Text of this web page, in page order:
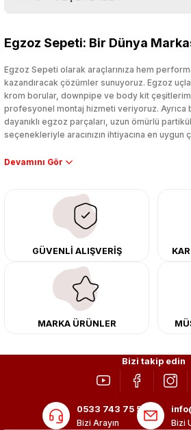
Egzoz Sepeti: Bir Dünya
Egzoz Sepeti olarak araçlarınıza hem
kazandıracak çözümler sunuyoruz. Egzoz
krom borular, downpipe ve body kit
profesyonel montaj hizmeti veriyoruz. Ayrıca
dayanıklı egzoz parçaları, uzun ömürlü
seçenekleriyle aracınızın ihtiyacına en uygun
Performans artışı isteyen sürücüler için özel
çıkma orijinal ürünler ile yenileyebilir, body kit
tasarımını ve aerodinamisini üst seviyeye
Tüm ürünlerimiz orijinal, dayanıklı ve uzun
merkezimizde profesyonel montaj yapıyor,
kargo ile teslimat gerçekleştiriyoruz.
adres: Egzoz Sepeti.
GÜVENLİ ALIŞVERİŞ
MARKA ÜRÜNLER
Bizi takip edin
0533 743 75 56
Bizi Arayın
Bizi